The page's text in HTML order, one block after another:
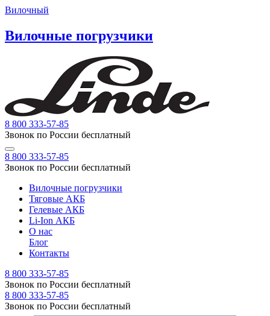
Вилочный
Вилочные погрузчики
8 800 333-57-85
Звонок по России бесплатный
8 800 333-57-85
Звонок по России бесплатный
Вилочные погрузчики
Тяговые АКБ
Гелевые АКБ
Li-Ion АКБ
О нас
Блог
Контакты
8 800 333-57-85
Звонок по России бесплатный
8 800 333-57-85
Звонок по России бесплатный